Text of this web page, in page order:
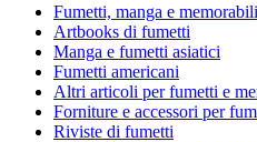
Fumetti, manga e
Artbooks di fumetti
Manga e fumetti asiatici
Fumetti americani
Altri articoli per fumetti e
Forniture e accessori per
Riviste di fumetti